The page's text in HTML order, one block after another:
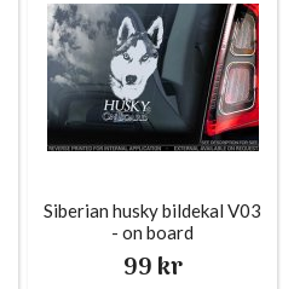
Siberian husky bildekal V03
- on board
99 kr